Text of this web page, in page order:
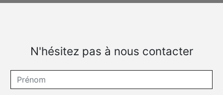
N'hésitez pas à nous contacter